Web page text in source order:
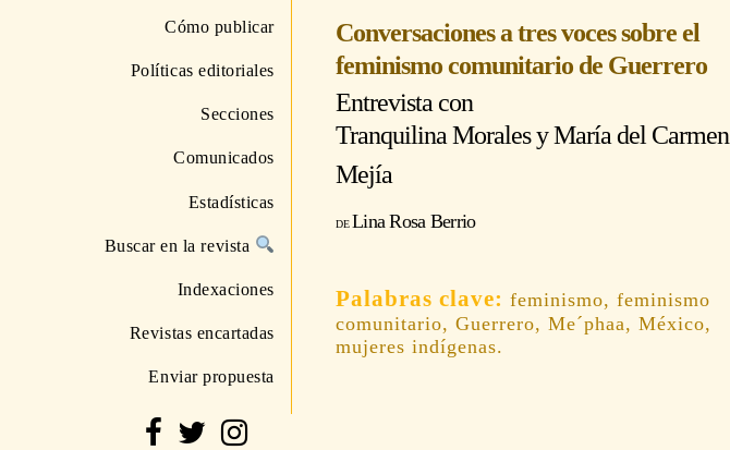
Cómo publicar
Políticas editoriales
Secciones
Comunicados
Estadísticas
Buscar en la revista
Indexaciones
Revistas encartadas
Enviar propuesta
Conversaciones a tres voces sobre el
feminismo comunitario de Guerrero
Entrevista con
Tranquilina Morales y María del Carmen
Mejía
Lina Rosa Berrio
feminismo, feminismo
comunitario, Guerrero, Me´phaa, México,
mujeres indígenas.